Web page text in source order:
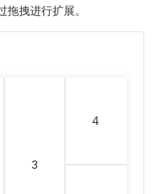
拖拽进行扩展。
3
4